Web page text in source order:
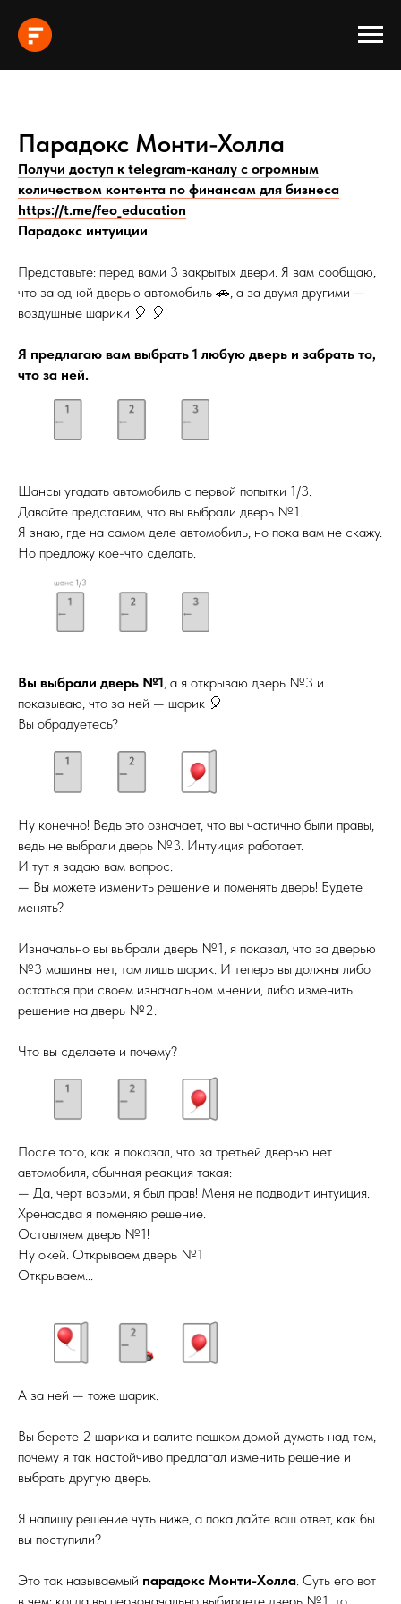
Парадокс Монти-Холла
Получи доступ к telegram-каналу с огромным
количеством контента по финансам для бизнеса
https://t.me/feo_education
Парадокс интуиции
Представьте: перед вами 3 закрытых двери. Я вам сообщаю,
что за одной дверью автомобиль 🚗, а за двумя другими —
воздушные шарики 🎈 🎈
Я предлагаю вам выбрать 1 любую дверь и забрать то,
что за ней.
Шансы угадать автомобиль с первой попытки 1/3.
Давайте представим, что вы выбрали дверь №1.
Я знаю, где на самом деле автомобиль, но пока вам не скажу.
Но предложу кое-что сделать.
Вы выбрали дверь №1, а я открываю дверь №3 и
показываю, что за ней — шарик 🎈
Вы обрадуетесь?
Ну конечно! Ведь это означает, что вы частично были правы,
ведь не выбрали дверь №3. Интуиция работает.
И тут я задаю вам вопрос:
— Вы можете изменить решение и поменять дверь! Будете
менять?
Изначально вы выбрали дверь №1, я показал, что за дверью
№3 машины нет, там лишь шарик. И теперь вы должны либо
остаться при своем изначальном мнении, либо изменить
решение на дверь №2.
Что вы сделаете и почему?
После того, как я показал, что за третьей дверью нет
автомобиля, обычная реакция такая:
— Да, черт возьми, я был прав! Меня не подводит интуиция.
Хренасдва я поменяю решение.
Оставляем дверь №1!
Ну окей. Открываем дверь №1
Открываем...
А за ней — тоже шарик.
Вы берете 2 шарика и валите пешком домой думать над тем,
почему я так настойчиво предлагал изменить решение и
выбрать другую дверь.
Я напишу решение чуть ниже, а пока дайте ваш ответ, как бы
вы поступили?
Это так называемый парадокс Монти-Холла. Суть его вот